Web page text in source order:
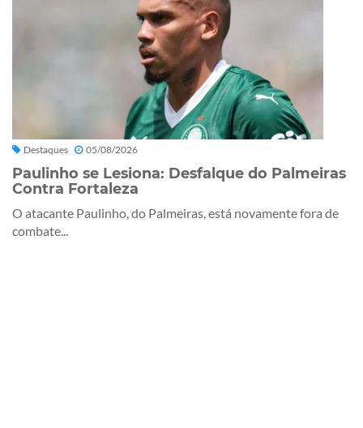
Destaques 05/08/2026
Paulinho se Lesiona: Desfalque do Palmeiras
Contra Fortaleza
O atacante Paulinho, do Palmeiras, está novamente fora de
combate...